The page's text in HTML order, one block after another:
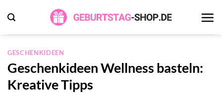
Inhalt
springen
GESCHENKIDEEN
Geschenkideen Wellness basteln:
Kreative Tipps